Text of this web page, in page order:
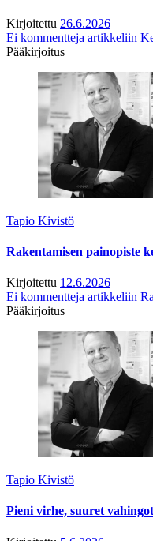
Kirjoitettu 26.6.2026
Ei kommentteja artikkeliin
Pääkirjoitus
Tapio Kivistö
Rakentamisen painopiste
Kirjoitettu 12.6.2026
Ei kommentteja artikkeliin
Pääkirjoitus
Tapio Kivistö
Pieni virhe, suuret vahingot